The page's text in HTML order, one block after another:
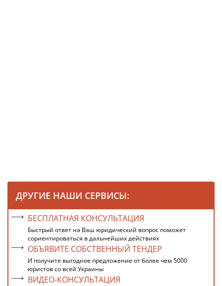
ДРУГИЕ НАШИ СЕРВИСЫ:
БЕСПЛАТНАЯ КОНСУЛЬТАЦИЯ
Быстрый ответ на Ваш юридический вопрос поможет
сориентироваться в дальнейших действиях
ОБЪЯВИТЕ СОБСТВЕННЫЙ ТЕНДЕР
И получите выгодное предложение от более чем 5000
юристов со всей Украины
ВИДЕО-КОНСУЛЬТАЦИЯ